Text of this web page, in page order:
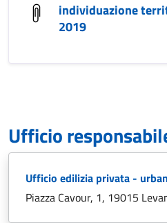
individuazione
2019
Ufficio
Ufficio edilizia privata -
Piazza Cavour, 1, 19015